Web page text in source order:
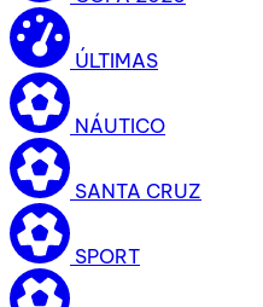
ÚLTIMAS
NÁUTICO
SANTA CRUZ
SPORT